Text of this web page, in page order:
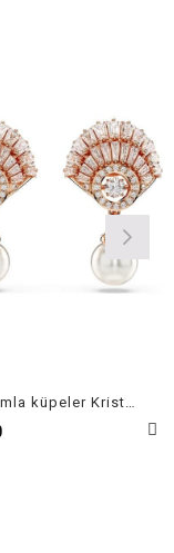
Idyllia damla küpeler Kristal inci, Deniz Kabuğu, Beyaz, Pembe altın rengi kaplama